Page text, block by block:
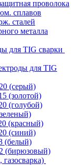
проволока
сплавов
сталей
металла
для TIG сварки
для TIG
(серый)
(золотой)
(голубой)
(красный)
(синий)